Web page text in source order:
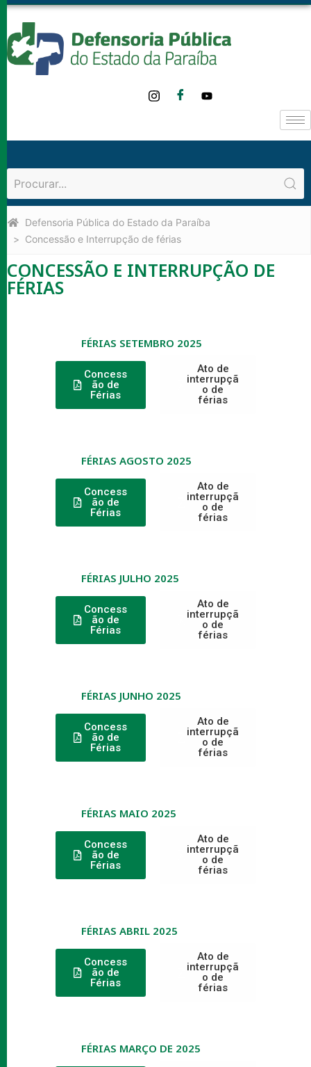
Defensoria Pública do Estado da Paraíba
Concessão e Interrupção de férias
CONCESSÃO E INTERRUPÇÃO DE
FÉRIAS
FÉRIAS SETEMBRO 2025
Concess
ão de
Férias
Ato de
interrupçã
o de
férias
FÉRIAS AGOSTO 2025
Concess
ão de
Férias
Ato de
interrupçã
o de
férias
FÉRIAS JULHO 2025
Concess
ão de
Férias
Ato de
interrupçã
o de
férias
FÉRIAS JUNHO 2025
Concess
ão de
Férias
Ato de
interrupçã
o de
férias
FÉRIAS MAIO 2025
Concess
ão de
Férias
Ato de
interrupçã
o de
férias
FÉRIAS ABRIL 2025
Concess
ão de
Férias
Ato de
interrupçã
o de
férias
FÉRIAS MARÇO DE 2025